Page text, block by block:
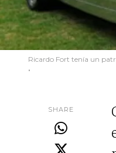
Ricardo Fort tenía un
.
SHARE